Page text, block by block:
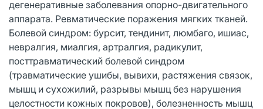
дегенеративные заболевания опорно-двигательного
аппарата. Ревматические поражения мягких тканей.
Болевой синдром: бурсит, тендинит, люмбаго, ишиас,
невралгия, миалгия, артралгия, радикулит,
посттравматический болевой синдром
(травматические ушибы, вывихи, растяжения связок,
мышц и сухожилий, разрывы мышц без нарушения
целостности кожных покровов), болезненность мышц